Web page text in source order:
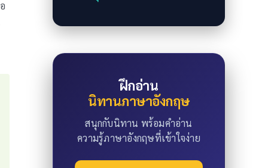
ฝึกอ่าน
นิทานภาษาอังกฤษ
สนุกกับนิทาน พร้อมคำอ่าน
ความรู้ภาษาอังกฤษที่เข้าใจง่าย